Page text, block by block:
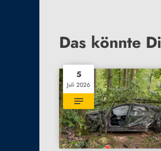
Das könnte
5
Juli 2026